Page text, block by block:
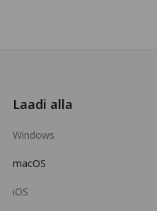
Laadi alla
Windows
macOS
iOS